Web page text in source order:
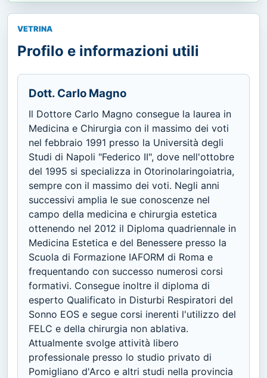
VETRINA
Profilo e informazioni utili
Dott. Carlo Magno
Il Dottore Carlo Magno consegue la laurea in
Medicina e Chirurgia con il massimo dei voti
nel febbraio 1991 presso la Università degli
Studi di Napoli "Federico II", dove nell'ottobre
del 1995 si specializza in Otorinolaringoiatria,
sempre con il massimo dei voti. Negli anni
successivi amplia le sue conoscenze nel
campo della medicina e chirurgia estetica
ottenendo nel 2012 il Diploma quadriennale in
Medicina Estetica e del Benessere presso la
Scuola di Formazione IAFORM di Roma e
frequentando con successo numerosi corsi
formativi. Consegue inoltre il diploma di
esperto Qualificato in Disturbi Respiratori del
Sonno EOS e segue corsi inerenti l'utilizzo del
FELC e della chirurgia non ablativa.
Attualmente svolge attività libero
professionale presso lo studio privato di
Pomigliano d'Arco e altri studi nella provincia